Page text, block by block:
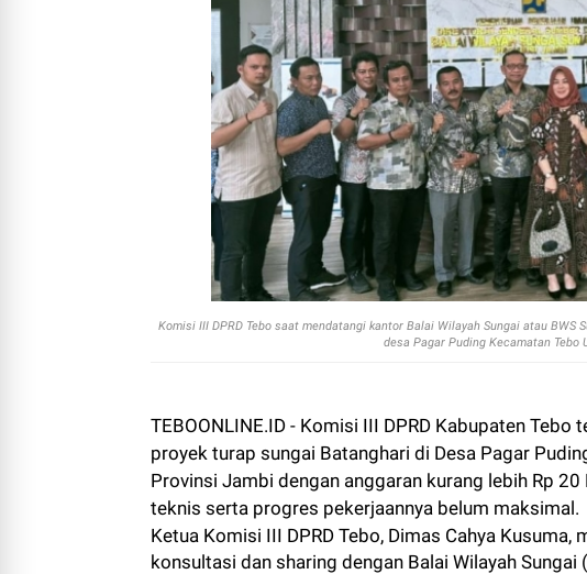
Komisi III DPRD Tebo saat mendatangi kantor Balai Wilayah Sungai atau
desa Pagar Puding Kecamatan
TEBOONLINE.ID - Komisi III DPRD Kabupaten
proyek turap sungai Batanghari di Desa Pagar
Provinsi Jambi dengan anggaran kurang lebih Rp
teknis serta progres pekerjaannya belum maksimal.
Ketua Komisi III DPRD Tebo, Dimas Cahya
konsultasi dan sharing dengan Balai Wilayah